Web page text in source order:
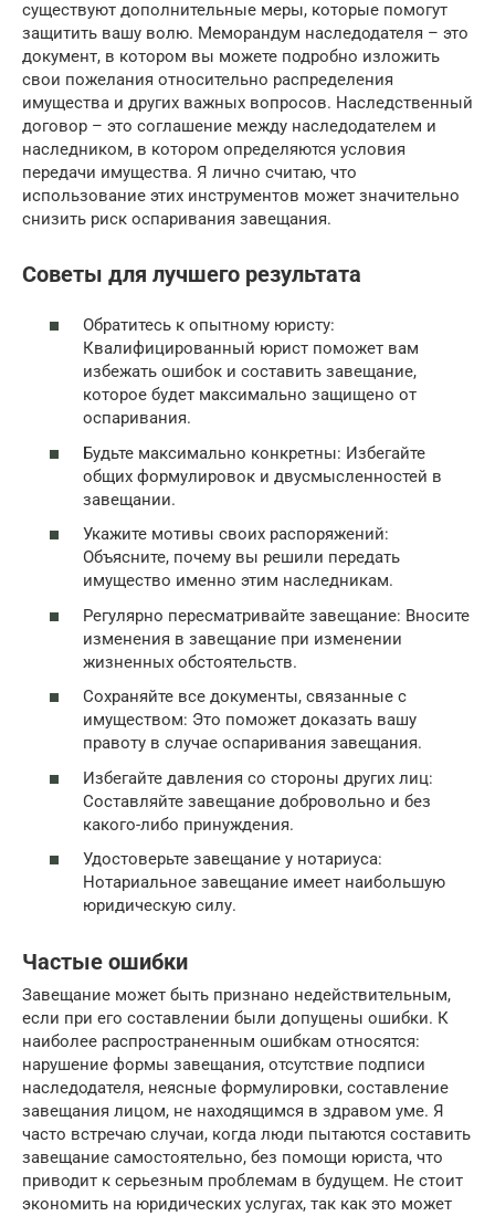
существуют дополнительные меры, которые помогут
защитить вашу волю. Меморандум наследодателя – это
документ, в котором вы можете подробно изложить
свои пожелания относительно распределения
имущества и других важных вопросов. Наследственный
договор – это соглашение между наследодателем и
наследником, в котором определяются условия
передачи имущества. Я лично считаю, что
использование этих инструментов может значительно
снизить риск оспаривания завещания.
Советы для лучшего результата
Обратитесь к опытному юристу:
Квалифицированный юрист поможет вам
избежать ошибок и составить завещание,
которое будет максимально защищено от
оспаривания.
Будьте максимально конкретны: Избегайте
общих формулировок и двусмысленностей в
завещании.
Укажите мотивы своих распоряжений:
Объясните, почему вы решили передать
имущество именно этим наследникам.
Регулярно пересматривайте завещание: Вносите
изменения в завещание при изменении
жизненных обстоятельств.
Сохраняйте все документы, связанные с
имуществом: Это поможет доказать вашу
правоту в случае оспаривания завещания.
Избегайте давления со стороны других лиц:
Составляйте завещание добровольно и без
какого-либо принуждения.
Удостоверьте завещание у нотариуса:
Нотариальное завещание имеет наибольшую
юридическую силу.
Частые ошибки
Завещание может быть признано недействительным,
если при его составлении были допущены ошибки. К
наиболее распространенным ошибкам относятся:
нарушение формы завещания, отсутствие подписи
наследодателя, неясные формулировки, составление
завещания лицом, не находящимся в здравом уме. Я
часто встречаю случаи, когда люди пытаются составить
завещание самостоятельно, без помощи юриста, что
приводит к серьезным проблемам в будущем. Не стоит
экономить на юридических услугах, так как это может